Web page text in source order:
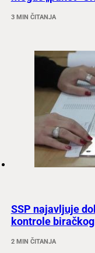
3 MIN ČITANJA
SSP najavljuje
kontrole
2 MIN ČITANJA